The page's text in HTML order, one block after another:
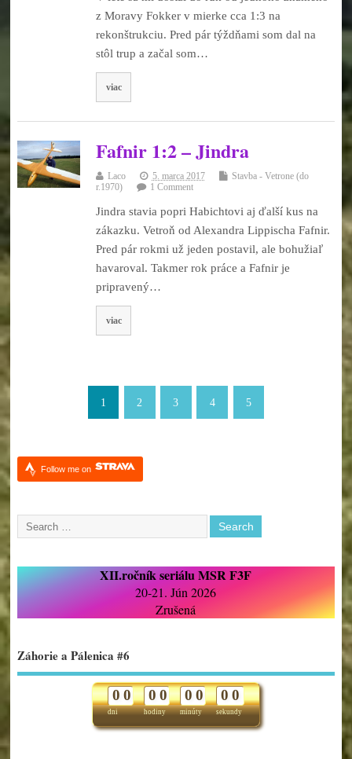
z Moravy Fokker v mierke cca 1:3 na
rekonštrukciu. Pred pár týždňami som dal na
stôl trup a začal som…
viac
Fafnir 1:2 – Jindra
Laco 5. marca 2017
Stavba - Vetrone (do
r.1970)
1 Comment
Jindra stavia popri Habichtovi aj ďalší kus na
zákazku. Vetroň od Alexandra Lippischa Fafnir.
Pred pár rokmi už jeden postavil, ale bohužiaľ
havaroval. Takmer rok práce a Fafnir je
pripravený…
viac
1 2 3 4 5
Follow me on
XII.ročník seriálu MSR F3F
20-21. Jún 2026
Zrušená
Záhorie a Pálenica #6
dni
0 0
hodiny
0 0
minúty
0 0
sekundy
0 0